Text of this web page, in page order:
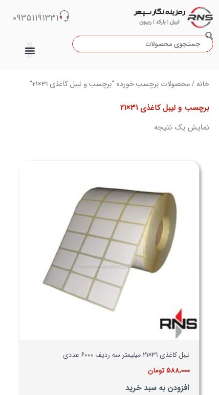
پرش
محتوا
جستجو
09351191331
خانه / محصولات برچسب خورده “برچسب و لیبل کاغذی 31×21”
برچسب و لیبل کاغذی 31×21
نمایش یک نتیجه
لیبل کاغذی 31×21 میلیمتر سه ردیف 6000 عددی
588,000تومان
افزودن به سبد خرید